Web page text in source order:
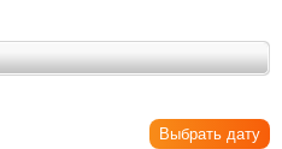
Выбрать дату